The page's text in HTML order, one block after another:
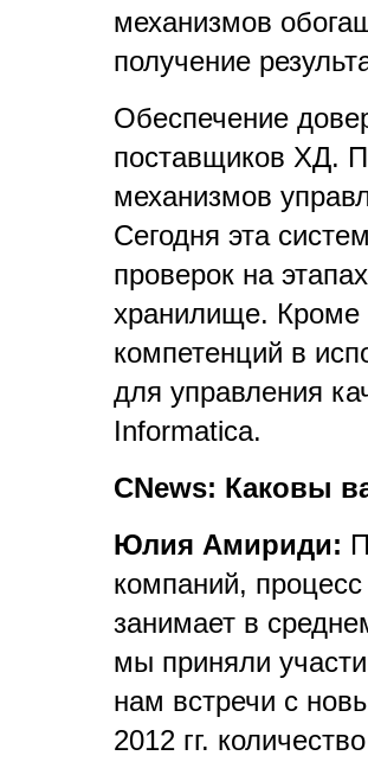
механизмов
получение
Обеспечение
поставщиков ХД.
механизмов
Сегодня эта
проверок на
хранилище. Кроме
компетенций в
для управления
Informatica.
CNews: Каковы
Юлия Амириди:
компаний,
занимает в
мы приняли
нам встречи с
2012 гг.